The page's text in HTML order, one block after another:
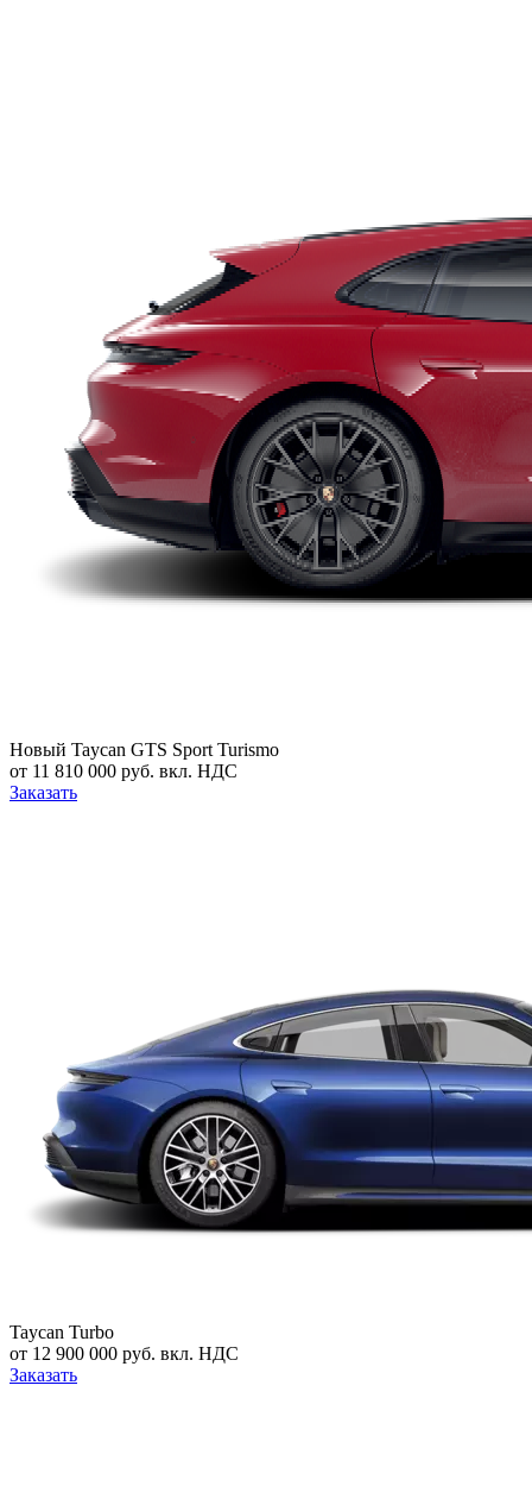
Новый Taycan GTS Sport Turismo
от 11 810 000 руб. вкл. НДС
Заказать
Taycan Turbo
от 12 900 000 руб. вкл. НДС
Заказать